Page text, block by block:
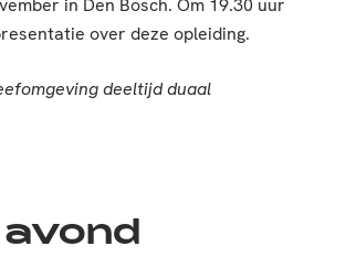
in Den Bosch. Om 19.30 uur
over deze opleiding.